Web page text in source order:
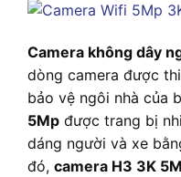
Camera không dây
dòng camera được
bảo vệ ngôi nhà của
5Mp được trang bị
dáng người và xe
đó, camera H3 3K